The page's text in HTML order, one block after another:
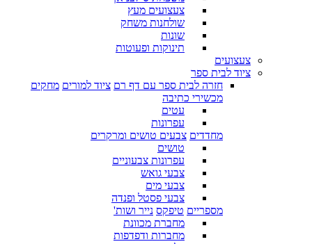
צעצועים מעץ
שולחנות משחק
שונות
תינוקות ופעוטות
צעצועים
ציוד לבית ספר
חזרה לבית ספר עם דף רם ציוד למורים מחקים
מכשירי כתיבה
עטים
עפרונות
מחדדים צבעים טושים ומרקרים
טושים
עפרונות צבעוניים
צבעי גואש
צבעי מים
צבעי פסטל ופנדה
מספריים טיפקס נייר ושות'
מחברת מכוונת
מחברות ודפדפות